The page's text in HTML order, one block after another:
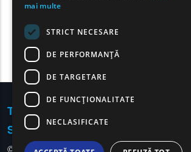
Termeni de utilizare | Politica de
Sitemap Contact
© Copyright 2024 - Toate drepturile
mai multe
STRICT NECESARE
DE PERFORMANȚĂ
DE TARGETARE
DE FUNCŢIONALITATE
NECLASIFICATE